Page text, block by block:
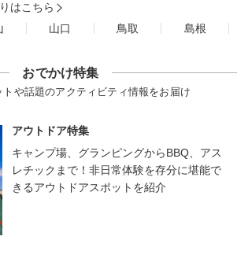
はこちら
山口 鳥取 島根
おでかけ特集
や話題のアクティビティ情報をお届け
アウトドア特集
キャンプ場、グランピングからBBQ、アス
レチックまで！非日常体験を存分に堪能で
きるアウトドアスポットを紹介